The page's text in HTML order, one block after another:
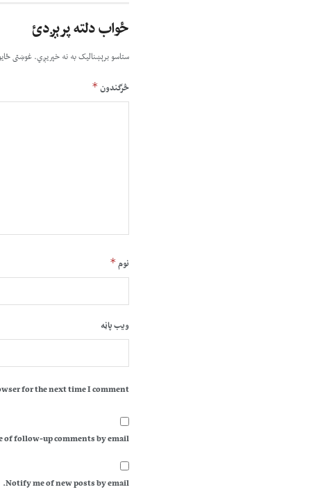
ځواب دلته پرېږدئ
ستاسو برېښناليک به نه خپريږي.غوښتى
څرگندون*
نوم*
ویب پاڼه
for the next time I comment.
of follow-up comments by email.
Notify me of new posts by email.